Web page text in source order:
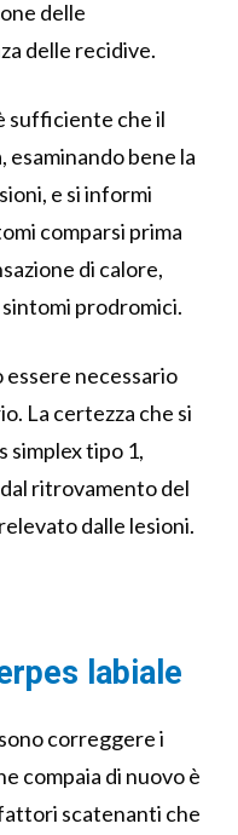
delle
delle recidive.
sufficiente che il
esaminando bene la
e si informi
comparsi prima
di calore,
prodromici.
essere necessario
La certezza che si
simplex tipo 1,
ritrovamento del
dalle lesioni.
labiale
correggere i
compaia di nuovo è
scatenanti che